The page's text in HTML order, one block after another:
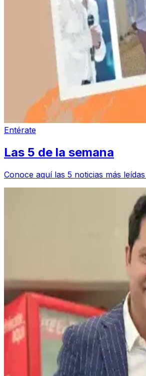
Entérate
Las 5 de la semana
Conoce aquí las 5 noticias más